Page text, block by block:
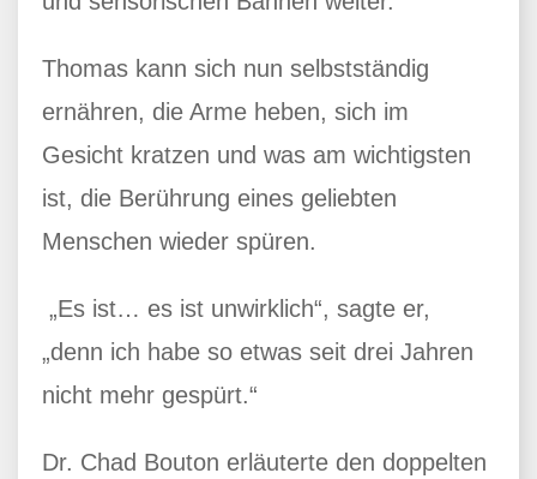
Thomas kann sich nun selbstständig
ernähren, die Arme heben, sich im
Gesicht kratzen und was am wichtigsten
ist, die Berührung eines geliebten
Menschen wieder spüren.
„Es ist… es ist unwirklich“, sagte er,
„denn ich habe so etwas seit drei Jahren
nicht mehr gespürt.“
Dr. Chad Bouton erläuterte den doppelten